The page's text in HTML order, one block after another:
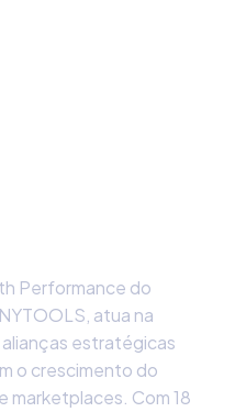
Performance do
atua na
estratégicas
o crescimento do
marketplaces. Com 18